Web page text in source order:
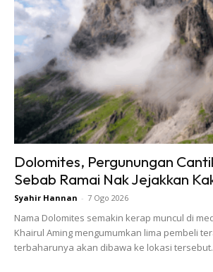
Alamat pejabat untuk buat permohonan
Kuala Lumpur ni adalah di Level 5 & 6,
Office, Jalan Mayang Sari, 50450 Kuala
Waktu pejabat adalah dari pukul 9 pagi
untuk permohonan visa.
Dolomites, Pergunungan
Sebab Ramai Nak Jejakkan
Syahir Hannan - 7 Ogo 2026
Nama Dolomites semakin kerap muncul di
Khairul Aming mengumumkan lima pembeli
terbaharunya akan dibawa ke lokasi tersebut.